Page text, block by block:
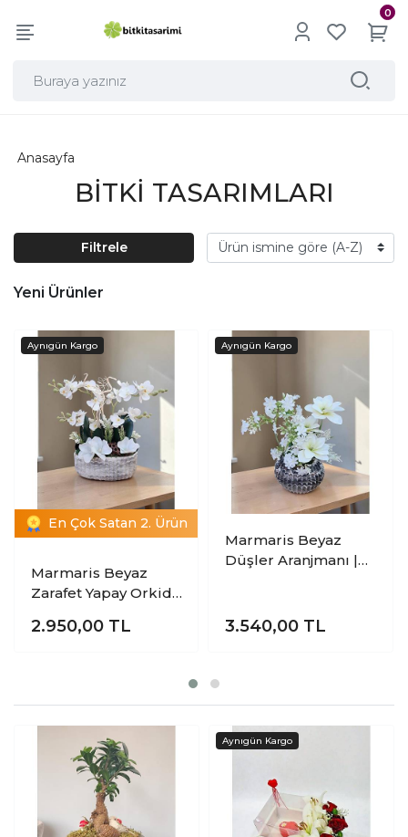
0
BİTKİ TASARIMLARI
Anasayfa
Filtrele
Yeni Ürünler
En Çok Satan 2. Ürün
Marmaris Beyaz
Zarafet Yapay Orkide
Premium Beyaz
2.950,00 TL
Marmaris Beyaz
Düşler Aranjmanı |
3.540,00 TL